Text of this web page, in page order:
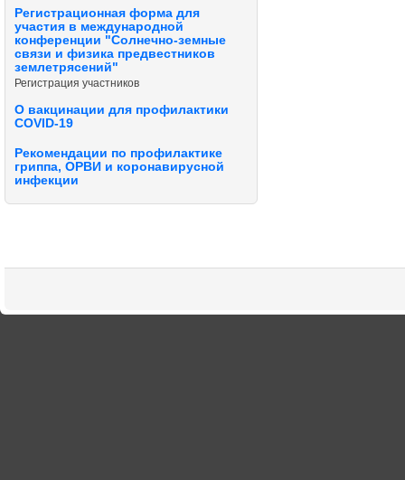
Регистрационная форма для
участия в международной
конференции "Солнечно-земные
связи и физика предвестников
землетрясений"
Регистрация участников
О вакцинации для профилактики
COVID-19
Рекомендации по профилактике
гриппа, ОРВИ и коронавирусной
инфекции